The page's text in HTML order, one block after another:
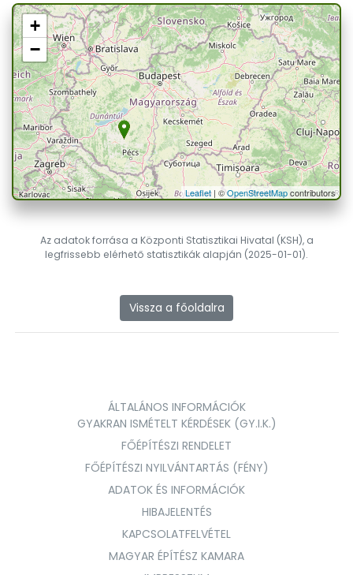
+
−
Leaflet| ©OpenStreetMapcontributors
Az adatok forrása a Központi Statisztikai Hivatal (KSH), a
legfrissebb elérhető statisztikák alapján (2025-01-01).
Vissza a főoldalra
ÁLTALÁNOS INFORMÁCIÓK
GYAKRAN ISMÉTELT KÉRDÉSEK (GY.I.K.)
FŐÉPÍTÉSZI RENDELET
FŐÉPÍTÉSZI NYILVÁNTARTÁS (FÉNY)
ADATOK ÉS INFORMÁCIÓK
HIBAJELENTÉS
KAPCSOLATFELVÉTEL
MAGYAR ÉPÍTÉSZ KAMARA